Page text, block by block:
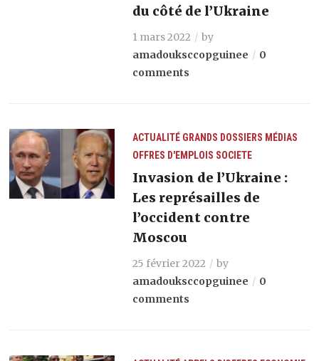
du côté de l’Ukraine
1 mars 2022
by
amadouksccopguinee
0
comments
ACTUALITÉ GRANDS DOSSIERS MÉDIAS
OFFRES D'EMPLOIS SOCIETE
Invasion de l’Ukraine :
Les représailles de
l’occident contre
Moscou
25 février 2022
by
amadouksccopguinee
0
comments